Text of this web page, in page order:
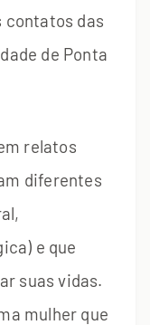
contatos das
de Ponta
relatos
diferentes
e que
suas vidas.
mulher que